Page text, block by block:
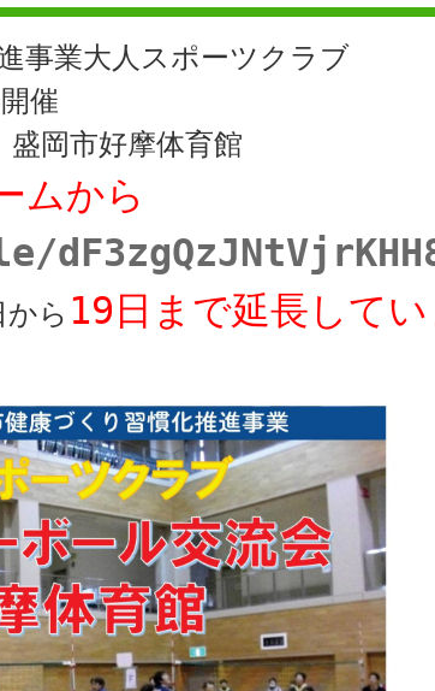
事業大人スポーツクラブ
催
岡市好摩体育館
ムから
ら 19日まで延長してい